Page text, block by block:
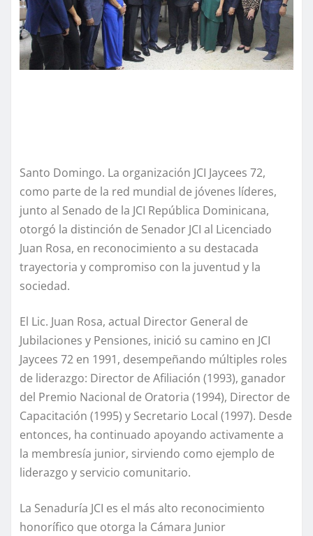
Santo Domingo. La organización JCI Jaycees 72,
como parte de la red mundial de jóvenes líderes,
junto al Senado de la JCI República Dominicana,
otorgó la distinción de Senador JCI al Licenciado
Juan Rosa, en reconocimiento a su destacada
trayectoria y compromiso con la juventud y la
sociedad.
El Lic. Juan Rosa, actual Director General de
Jubilaciones y Pensiones, inició su camino en JCI
Jaycees 72 en 1991, desempeñando múltiples roles
de liderazgo: Director de Afiliación (1993), ganador
del Premio Nacional de Oratoria (1994), Director de
Capacitación (1995) y Secretario Local (1997). Desde
entonces, ha continuado apoyando activamente a
la membresía junior, sirviendo como ejemplo de
liderazgo y servicio comunitario.
La Senaduría JCI es el más alto reconocimiento
honorífico que otorga la Cámara Junior